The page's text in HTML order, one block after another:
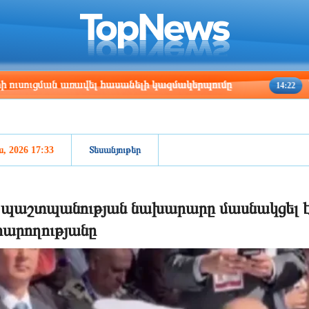
Los Angeles
03:35
Beijing
18:35
առավել հասանելի կազմակերպումը
2026 17:33 Տեսանյութեր
պաշտպանության նախարարը մասնակցել